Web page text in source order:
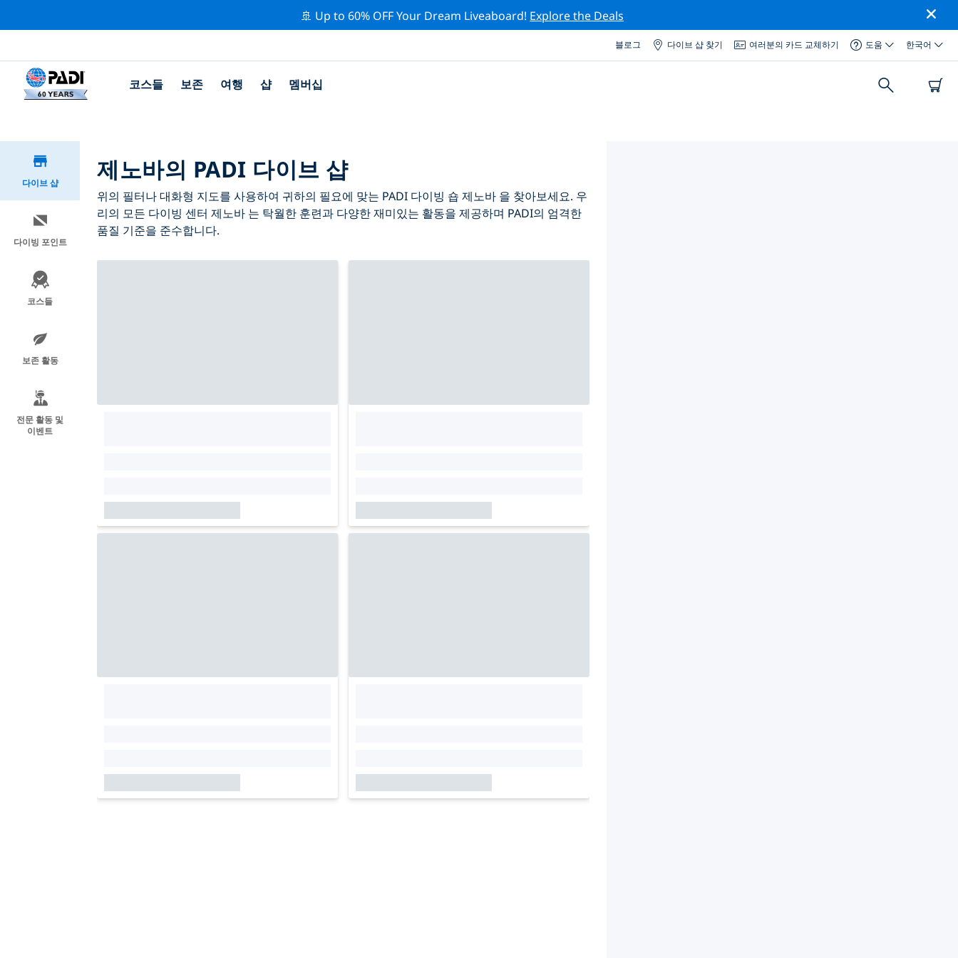
🚢 Up to 60% OFF Your Dream Liveaboard! Explore the Deals
블로그 다이브 샵 찾기 여러분의 카드 교체하기 도움 한국어
코스들 보존 여행 샵 멤버십
다이브 샵
다이빙 포인트
코스들
보존 활동
전문 활동 및
이벤트
제노바의 PADI 다이브 샵
위의 필터나 대화형 지도를 사용하여 귀하의 필요에 맞는 PADI 다이빙 숍 제노바 을 찾아보세요. 우
리의 모든 다이빙 센터 제노바 는 탁월한 훈련과 다양한 재미있는 활동을 제공하며 PADI의 엄격한
품질 기준을 준수합니다.